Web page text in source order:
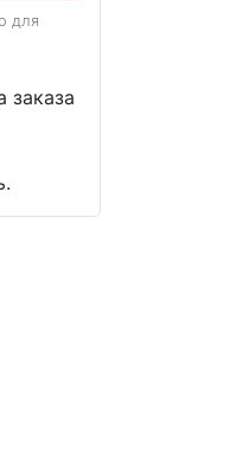
для
заказа